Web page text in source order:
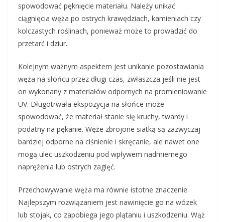
spowodować pęknięcie materiału. Należy unikać
ciągnięcia węża po ostrych krawędziach, kamieniach czy
kolczastych roślinach, ponieważ może to prowadzić do
przetarć i dziur.
Kolejnym ważnym aspektem jest unikanie pozostawiania
węża na słońcu przez długi czas, zwłaszcza jeśli nie jest
on wykonany z materiałów odpornych na promieniowanie
UV. Długotrwała ekspozycja na słońce może
spowodować, że materiał stanie się kruchy, twardy i
podatny na pękanie. Węże zbrojone siatką są zazwyczaj
bardziej odporne na ciśnienie i skręcanie, ale nawet one
mogą ulec uszkodzeniu pod wpływem nadmiernego
naprężenia lub ostrych zagięć.
Przechowywanie węża ma równie istotne znaczenie.
Najlepszym rozwiązaniem jest nawinięcie go na wózek
lub stojak, co zapobiega jego plątaniu i uszkodzeniu. Wąż